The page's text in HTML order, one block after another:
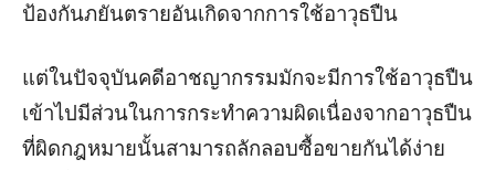
ป้องกันภยันตรายอันเกิดจากการใช้อาวุธปืน
แต่ในปัจจุบันคดีอาชญากรรมมักจะมีการใช้อาวุธปืน
เข้าไปมีส่วนในการกระทำความผิดเนื่องจากอาวุธปืน
ที่ผิดกฎหมายนั้นสามารถลักลอบซื้อขายกันได้ง่าย